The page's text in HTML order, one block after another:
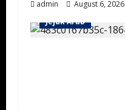
admin August 6, 2026
Jejak Arab